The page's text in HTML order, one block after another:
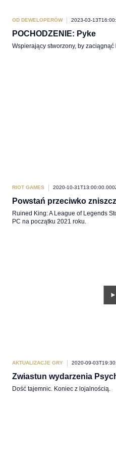
OD DEWELOPERÓW 2023-03-
POCHODZENIE: Pyke
Wspierający stworzony, by
RIOT GAMES 2020-10-
Powstań przeciwko
Ruined King: A League of Legends
PC na początku 2021 roku.
AKTUALIZACJE GRY 2020-09-
Zwiastun wydarzenia
Dość tajemnic. Koniec z lojalnością.